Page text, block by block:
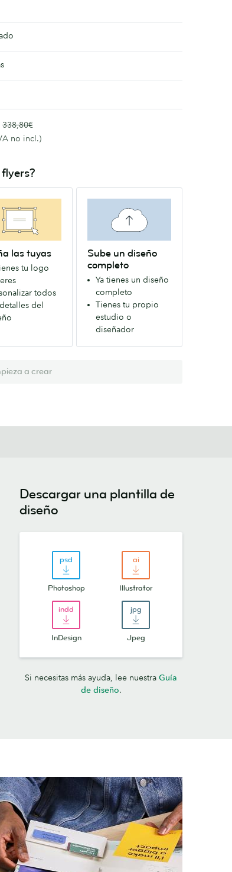
338,80€
no incl.)
las tuyas
tu logo
todos
del
Sube un diseño
completo
Ya tienes un diseño
completo
Tienes tu propio
estudio o
diseñador
a crear
Descargar una plantilla de
diseño
Photoshop Illustrator
InDesign Jpeg
Si necesitas más ayuda, lee nuestra Guía
de diseño.